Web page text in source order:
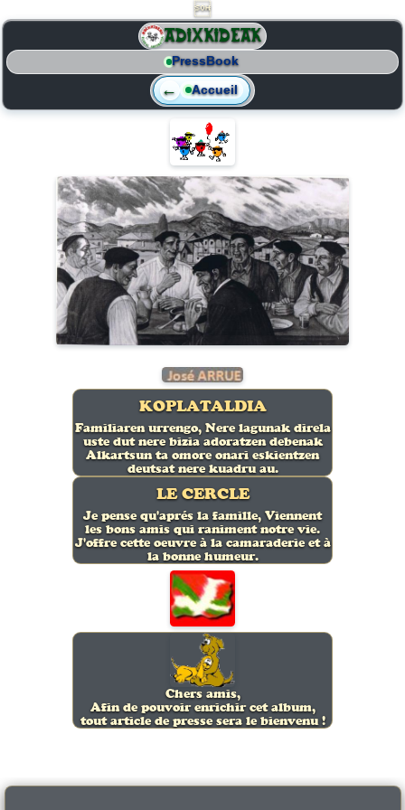

ADIXKIDEAK
PressBook
← Accueil
KOPLATALDIA
Familiaren urrengo, Nere lagunak direla
uste dut nere bizia adoratzen debenak
Alkartsun ta omore onari eskientzen
deutsat nere kuadru au.
LE CERCLE
Je pense qu'aprés la famille, Viennent
les bons amis qui raniment notre vie.
J'offre cette oeuvre à la camaraderie et à
la bonne humeur.
Chers amis,
Afin de pouvoir enrichir cet album,
tout article de presse sera le bienvenu !